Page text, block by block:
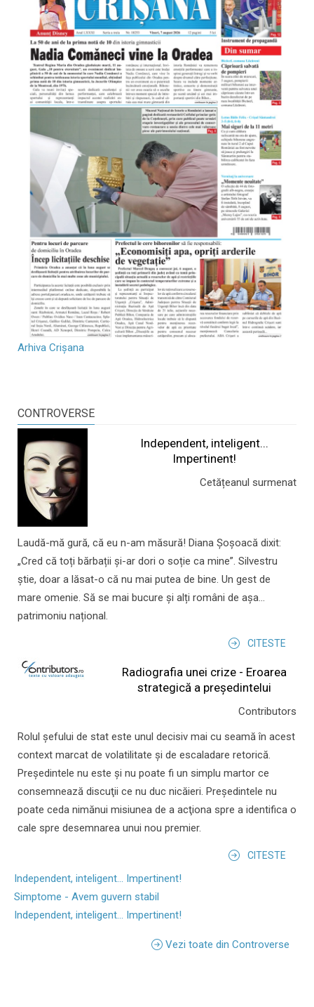
Arhiva Crișana
CONTROVERSE
Independent, inteligent...
Impertinent!
Cetățeanul surmenat
Laudă-mă gură, că eu n-am măsură! Diana Șoșoacă dixit:
„Cred că toți bărbații și-ar dori o soție ca mine”. Silvestru
știe, doar a lăsat-o că nu mai putea de bine. Un gest de
mare omenie. Să se mai bucure și alți români de așa...
patrimoniu național.
CITESTE
Radiografia unei crize - Eroarea
strategică a președintelui
Contributors
Rolul şefului de stat este unul decisiv mai cu seamă în acest
context marcat de volatilitate şi de escaladare retorică.
Preşedintele nu este şi nu poate fi un simplu martor ce
consemnează discuţii ce nu duc nicăieri. Preşedintele nu
poate ceda nimănui misiunea de a acţiona spre a identifica o
cale spre desemnarea unui nou premier.
CITESTE
Independent, inteligent... Impertinent!
Simptome - Avem guvern stabil
Independent, inteligent... Impertinent!
Vezi toate din Controverse